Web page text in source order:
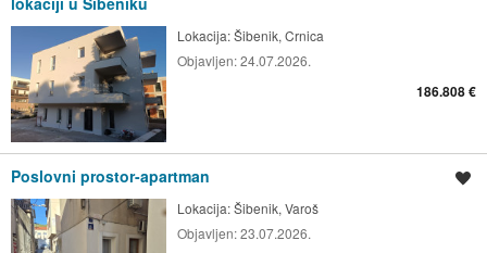
Lokacija:Šibenik, Crnica
Objavljen:24.07.2026.
186.808 €
Poslovni prostor-apartman
Lokacija:Šibenik, Varoš
Objavljen:23.07.2026.